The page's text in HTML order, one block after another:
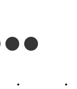
Redaksi Pedoman Siber